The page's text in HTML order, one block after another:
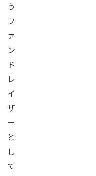
う
フ
ァ
ン
ド
レ
イ
ザ
ー
と
し
て